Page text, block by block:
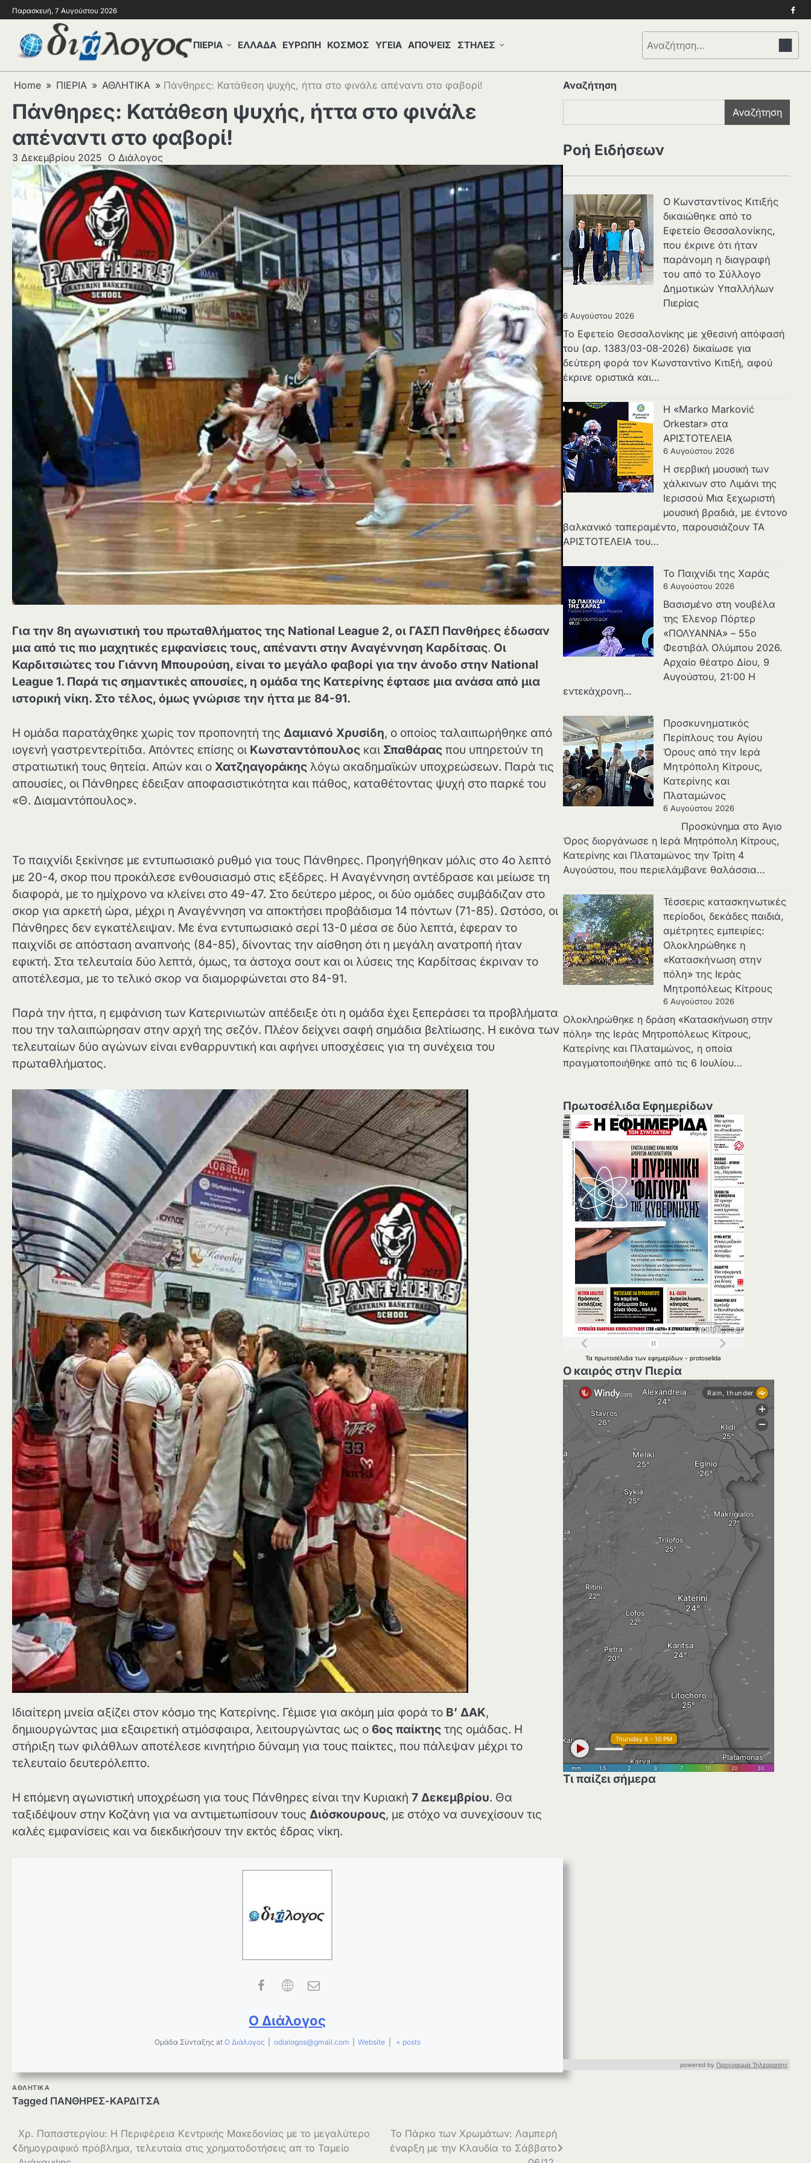
Παρασκευή, 7 Αυγούστου 2026
ΠΙΕΡΙΑ ΕΛΛΑΔΑ ΕΥΡΩΠΗ ΚΟΣΜΟΣ ΥΓΕΙΑ ΑΠΟΨΕΙΣ ΣΤΗΛΕΣ
Αναζήτηση
για:
Home ΠΙΕΡΙΑ ΑΘΛΗΤΙΚΑ Πάνθηρες: Κατάθεση ψυχής, ήττα στο φινάλε απέναντι στο φαβορί!
Πάνθηρες: Κατάθεση ψυχής, ήττα στο φινάλε
απέναντι στο φαβορί!
3 Δεκεμβρίου 2025 Ο Διάλογος
Για την 8η αγωνιστική του πρωταθλήματος της National League 2, οι ΓΑΣΠ Πανθήρες έδωσαν
μια από τις πιο μαχητικές εμφανίσεις τους, απέναντι στην Αναγέννηση Καρδίτσας. Οι
Καρδιτσιώτες του Γιάννη Μπουρούση, είναι το μεγάλο φαβορί για την άνοδο στην National
League 1. Παρά τις σημαντικές απουσίες, η ομάδα της Κατερίνης έφτασε μια ανάσα από μια
ιστορική νίκη. Στο τέλος, όμως γνώρισε την ήττα με 84-91.
Η ομάδα παρατάχθηκε χωρίς τον προπονητή της Δαμιανό Χρυσίδη, ο οποίος ταλαιπωρήθηκε από
ιογενή γαστρεντερίτιδα. Απόντες επίσης οι Κωνσταντόπουλος και Σπαθάρας που υπηρετούν τη
στρατιωτική τους θητεία. Απών και ο Χατζηαγοράκης λόγω ακαδημαϊκών υποχρεώσεων. Παρά τις
απουσίες, οι Πάνθηρες έδειξαν αποφασιστικότητα και πάθος, καταθέτοντας ψυχή στο παρκέ του
«Θ. Διαμαντόπουλος».
Το παιχνίδι ξεκίνησε με εντυπωσιακό ρυθμό για τους Πάνθηρες. Προηγήθηκαν μόλις στο 4ο λεπτό
με 20-4, σκορ που προκάλεσε ενθουσιασμό στις εξέδρες. Η Αναγέννηση αντέδρασε και μείωσε τη
διαφορά, με το ημίχρονο να κλείνει στο 49-47. Στο δεύτερο μέρος, οι δύο ομάδες συμβάδιζαν στο
σκορ για αρκετή ώρα, μέχρι η Αναγέννηση να αποκτήσει προβάδισμα 14 πόντων (71-85). Ωστόσο, οι
Πάνθηρες δεν εγκατέλειψαν. Με ένα εντυπωσιακό σερί 13-0 μέσα σε δύο λεπτά, έφεραν το
παιχνίδι σε απόσταση αναπνοής (84-85), δίνοντας την αίσθηση ότι η μεγάλη ανατροπή ήταν
εφικτή. Στα τελευταία δύο λεπτά, όμως, τα άστοχα σουτ και οι λύσεις της Καρδίτσας έκριναν το
αποτέλεσμα, με το τελικό σκορ να διαμορφώνεται στο 84-91.
Παρά την ήττα, η εμφάνιση των Κατερινιωτών απέδειξε ότι η ομάδα έχει ξεπεράσει τα προβλήματα
που την ταλαιπώρησαν στην αρχή της σεζόν. Πλέον δείχνει σαφή σημάδια βελτίωσης. Η εικόνα των
τελευταίων δύο αγώνων είναι ενθαρρυντική και αφήνει υποσχέσεις για τη συνέχεια του
πρωταθλήματος.
Ιδιαίτερη μνεία αξίζει στον κόσμο της Κατερίνης. Γέμισε για ακόμη μία φορά το Β’ ΔΑΚ,
δημιουργώντας μια εξαιρετική ατμόσφαιρα, λειτουργώντας ως ο 6ος παίκτης της ομάδας. Η
στήριξη των φιλάθλων αποτέλεσε κινητήριο δύναμη για τους παίκτες, που πάλεψαν μέχρι το
τελευταίο δευτερόλεπτο.
Η επόμενη αγωνιστική υποχρέωση για τους Πάνθηρες είναι την Κυριακή 7 Δεκεμβρίου. Θα
ταξιδέψουν στην Κοζάνη για να αντιμετωπίσουν τους Διόσκουρους, με στόχο να συνεχίσουν τις
καλές εμφανίσεις και να διεκδικήσουν την εκτός έδρας νίκη.
Ο Διάλογος
Ομάδα Σύνταξης at Ο Διάλογος odialogos@gmail.com Website + posts
ΑΘΛΗΤΙΚΑ
Tagged ΠΑΝΘΗΡΕΣ-ΚΑΡΔΙΤΣΑ
Πλοήγηση
άρθρων
Χρ. Παπαστεργίου: Η Περιφέρεια Κεντρικής Μακεδονίας με το μεγαλύτερο
δημογραφικό πρόβλημα, τελευταία στις χρηματοδοτήσεις απ το Ταμείο
Το Πάρκο των Χρωμάτων: Λαμπερή
έναρξη με την Κλαυδία το Σάββατο
Αναζήτηση
Αναζήτηση
Ροή Ειδήσεων
Ο Κωνσταντίνος Κιτιξής
δικαιώθηκε από το
Εφετείο Θεσσαλονίκης,
που έκρινε ότι ήταν
παράνομη η διαγραφή
του από το Σύλλογο
Δημοτικών Υπαλλήλων
Πιερίας
6 Αυγούστου 2026
Το Εφετείο Θεσσαλονίκης με χθεσινή απόφασή
του (αρ. 1383/03-08-2026) δικαίωσε για
δεύτερη φορά τον Κωνσταντίνο Κιτιξή, αφού
έκρινε οριστικά και…
Η «Marko Marković
Orkestar» στα
ΑΡΙΣΤΟΤΕΛΕΙΑ
6 Αυγούστου 2026
Η σερβική μουσική των
χάλκινων στο Λιμάνι της
Ιερισσού Μια ξεχωριστή
μουσική βραδιά, με έντονο
βαλκανικό ταπεραμέντο, παρουσιάζουν ΤΑ
ΑΡΙΣΤΟΤΕΛΕΙΑ του…
Το Παιχνίδι της Χαράς
6 Αυγούστου 2026
Βασισμένο στη νουβέλα
της Έλενορ Πόρτερ
«ΠΟΛΥΑΝΝΑ» – 55ο
Φεστιβάλ Ολύμπου 2026.
Αρχαίο θέατρο Δίου, 9
Αυγούστου, 21:00 Η
εντεκάχρονη…
Προσκυνηματικός
Περίπλους του Αγίου
Όρους από την Ιερά
Μητρόπολη Κίτρους,
Κατερίνης και
Πλαταμώνος
6 Αυγούστου 2026
Προσκύνημα στο Άγιο
Όρος διοργάνωσε η Ιερά Μητρόπολη Κίτρους,
Κατερίνης και Πλαταμώνος την Τρίτη 4
Αυγούστου, που περιελάμβανε θαλάσσια…
Τέσσερις κατασκηνωτικές
περίοδοι, δεκάδες παιδιά,
αμέτρητες εμπειρίες:
Ολοκληρώθηκε η
«Κατασκήνωση στην
πόλη» της Ιεράς
Μητροπόλεως Κίτρους
6 Αυγούστου 2026
Ολοκληρώθηκε η δράση «Κατασκήνωση στην
πόλη» της Ιεράς Μητροπόλεως Κίτρους,
Κατερίνης και Πλαταμώνος, η οποία
πραγματοποιήθηκε από τις 6 Ιουλίου…
Πρωτοσέλιδα Εφημερίδων
Ταπρωτοσέλιδατωνεφημερίδων-protoselida
Ο καιρός στην Πιερία
Τι παίζει σήμερα
powered by Προγραμμα Τηλεορασης